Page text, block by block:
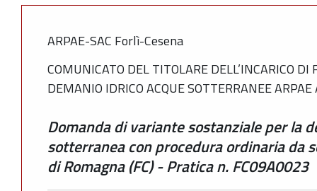
ARPAE-SAC Forlì-Cesena
COMUNICATO DEL TITOLARE DELL’INCARICO
DEMANIO IDRICO ACQUE SOTTERRANEE
Domanda di variante sostanziale per la
sotterranea con procedura ordinaria da
di Romagna (FC) - Pratica n. FC09A0023